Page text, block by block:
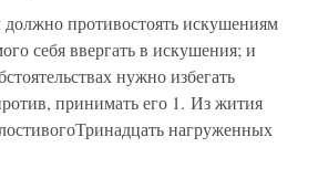
противостоять искушениям
себя ввергать в искушения; и
нужно избегать
принимать его 1. Из жития
нагруженных